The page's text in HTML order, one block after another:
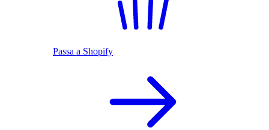
Passa a Shopify